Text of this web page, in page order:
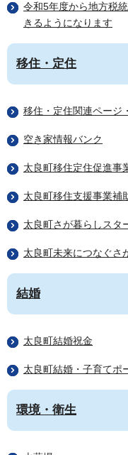
令和5年度から地方税
きるようになります
移住・定住
移住・定住関連ページ
空き家情報バンク
太良町移住定住促進事
太良町移住支援事業補
太良町さが暮らしスタ
太良町未来につなぐさ
結婚
太良町結婚祝金
太良町結婚・子育てポ
環境・衛生